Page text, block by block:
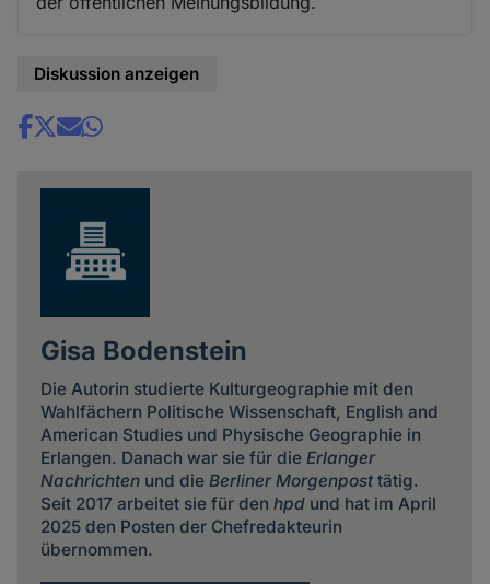
Diskussion anzeigen
Share
Gisa Bodenstein
Die Autorin studierte Kulturgeographie mit den
Wahlfächern Politische Wissenschaft, English and
American Studies und Physische Geographie in
Erlangen. Danach war sie für die Erlanger
Nachrichtenund die Berliner Morgenposttätig.
Seit 2017 arbeitet sie für den hpdund hat im April
2025 den Posten der Chefredakteurin
übernommen.